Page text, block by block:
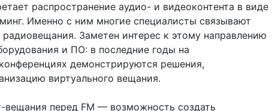
распространение аудио- и видеоконтента в виде
Именно с ним многие специалисты связывают
Заметен интерес к этому направлению
и ПО: в последние годы на
демонстрируются решения,
виртуального вещания.
вещания перед FM — возможность создать